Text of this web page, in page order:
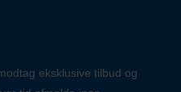
eksklusive tilbud og